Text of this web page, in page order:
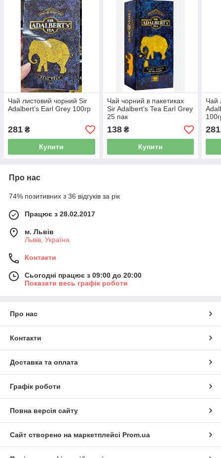
Чай листовий чорний Sir
Adalbert’s Earl Grey 100гр
281 ₴
Купити
Чай чорний в пакетиках
Sir Adalbert’s Tea Earl Grey
25 пак
138₴
Купити
Чай
281
Про нас
74% позитивних з 36 відгуків за рік
Працює з 28.02.2017
м. Львів
Львів, Україна
Контакти
Сьогодні працює з 09:00 до 20:00
Показати весь графік роботи
Про нас
Контакти
Доставка та оплата
Графік роботи
Повна версія сайту
Сайт створено на маркетплейсі Prom.ua